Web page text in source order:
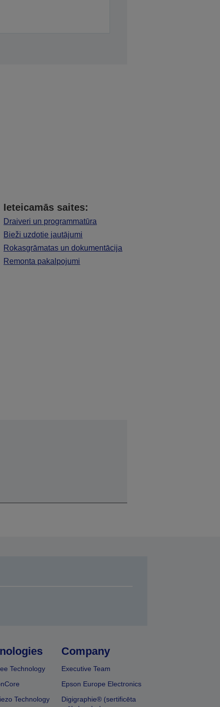
Ieteicamās saites:
Draiveri un programmatūra
Bieži uzdotie jautājumi
Rokasgrāmatas un dokumentācija
Remonta pakalpojumi
Technology
Technology
Company
Executive Team
Epson Europe Electronics
Digigraphie® (sertificēta